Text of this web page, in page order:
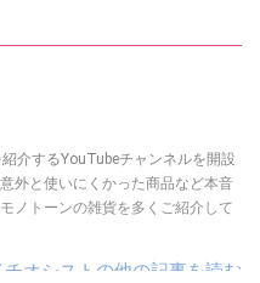
介するYouTubeチャンネルを開設
チオシストの他の記事を読む